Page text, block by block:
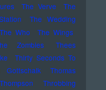
The Verve
The
The Wedding
The Who
The Wings
Zombies
Thees
Thirty Seconds To
Gottschalk
Thomas
Thompson
Throbbing